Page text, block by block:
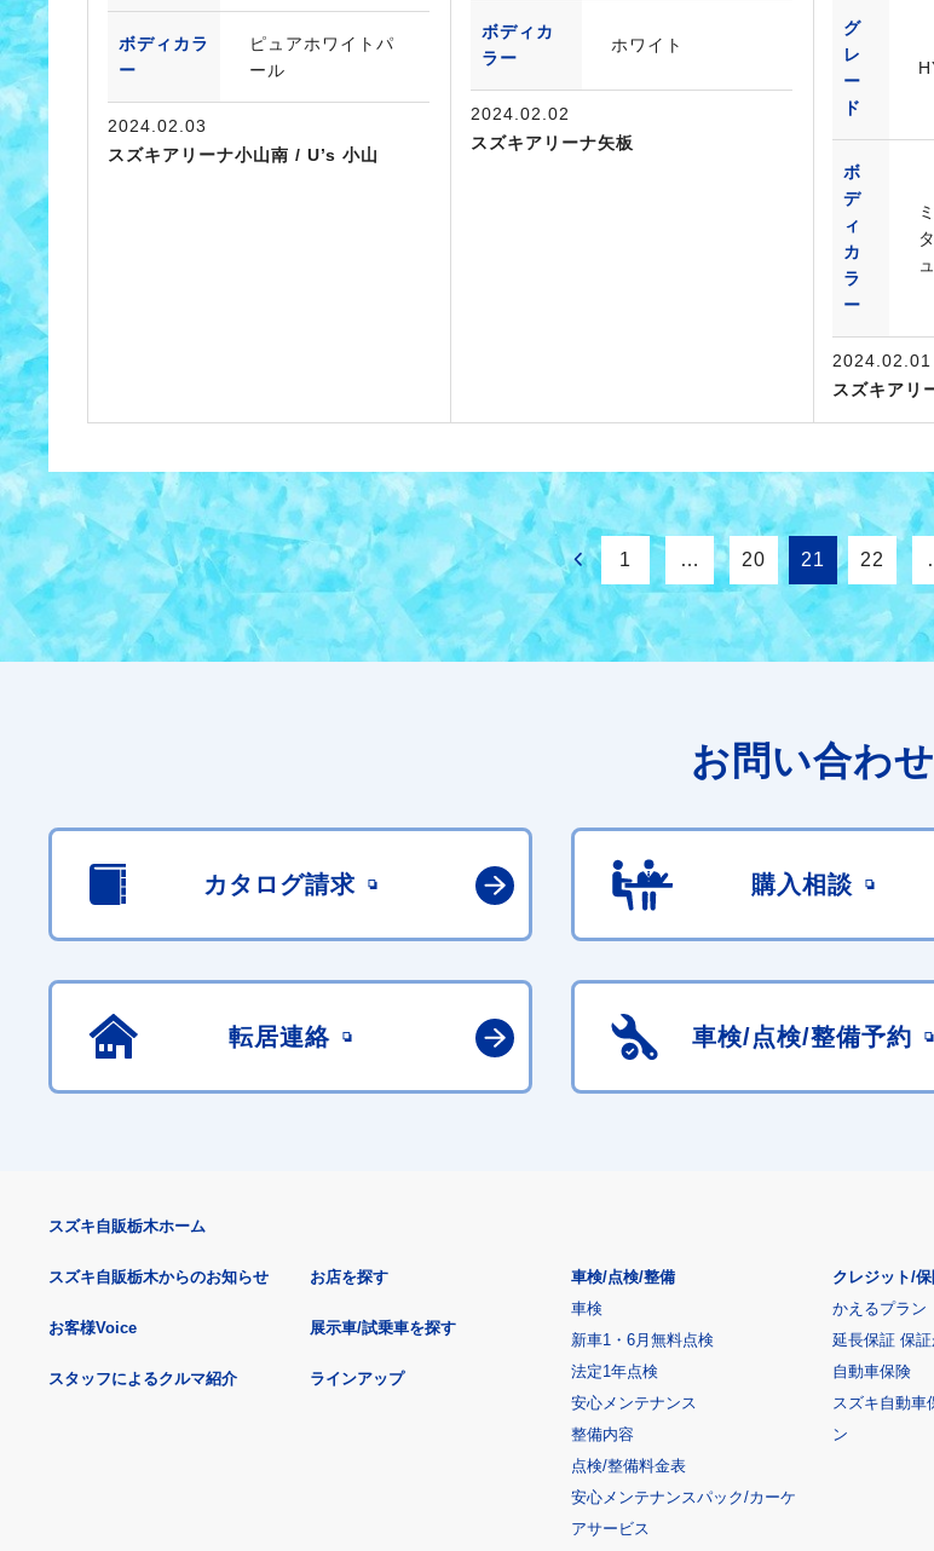
ボディカラ
ー
ピュアホワイトパ
ール
2024.02.03
スズキアリーナ小山南 / U’s 小山
ボディカ
ラー
ホワイト
2024.02.02
スズキアリーナ矢板
グ
レ
ー
ド
ボ
デ
ィ
カ
ラ
ー
2024.02.01
スズキアリ
1 … 20 21 22
お問い合わせ
カタログ請求 購入相談
転居連絡 車検/点検/整備予約
スズキ自販栃木ホーム
スズキ自販栃木からのお知らせ
お客様Voice
スタッフによるクルマ紹介
お店を探す
展示車/試乗車を探す
ラインアップ
車検/点検/整備
車検
新車1・6月無料点検
法定1年点検
安心メンテナンス
整備内容
点検/整備料金表
安心メンテナンスパック/カーケ
アサービス
クレジット/
かえるプラン
延長保証 保
自動車保険
スズキ自動車
ン